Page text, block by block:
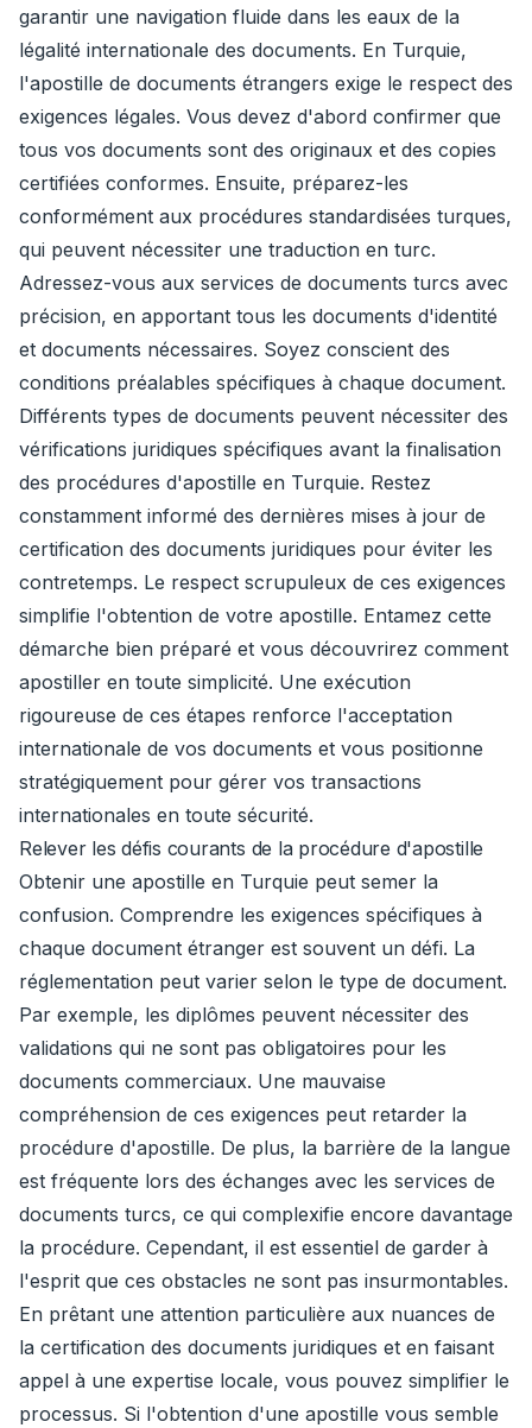
garantir une navigation fluide dans les eaux de la
légalité internationale des documents. En Turquie,
l'apostille de documents étrangers exige le respect des
exigences légales. Vous devez d'abord confirmer que
tous vos documents sont des originaux et des copies
certifiées conformes. Ensuite, préparez-les
conformément aux procédures standardisées turques,
qui peuvent nécessiter une traduction en turc.
Adressez-vous aux services de documents turcs avec
précision, en apportant tous les documents d'identité
et documents nécessaires. Soyez conscient des
conditions préalables spécifiques à chaque document.
Différents types de documents peuvent nécessiter des
vérifications juridiques spécifiques avant la finalisation
des procédures d'apostille en Turquie. Restez
constamment informé des dernières mises à jour de
certification des documents juridiques pour éviter les
contretemps. Le respect scrupuleux de ces exigences
simplifie l'obtention de votre apostille. Entamez cette
démarche bien préparé et vous découvrirez comment
apostiller en toute simplicité. Une exécution
rigoureuse de ces étapes renforce l'acceptation
internationale de vos documents et vous positionne
stratégiquement pour gérer vos transactions
internationales en toute sécurité.
Relever les défis courants de la procédure d'apostille
Obtenir une apostille en Turquie peut semer la
confusion. Comprendre les exigences spécifiques à
chaque document étranger est souvent un défi. La
réglementation peut varier selon le type de document.
Par exemple, les diplômes peuvent nécessiter des
validations qui ne sont pas obligatoires pour les
documents commerciaux. Une mauvaise
compréhension de ces exigences peut retarder la
procédure d'apostille. De plus, la barrière de la langue
est fréquente lors des échanges avec les services de
documents turcs, ce qui complexifie encore davantage
la procédure. Cependant, il est essentiel de garder à
l'esprit que ces obstacles ne sont pas insurmontables.
En prêtant une attention particulière aux nuances de
la certification des documents juridiques et en faisant
appel à une expertise locale, vous pouvez simplifier le
processus. Si l'obtention d'une apostille vous semble